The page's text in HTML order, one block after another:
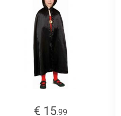
€ 15.99